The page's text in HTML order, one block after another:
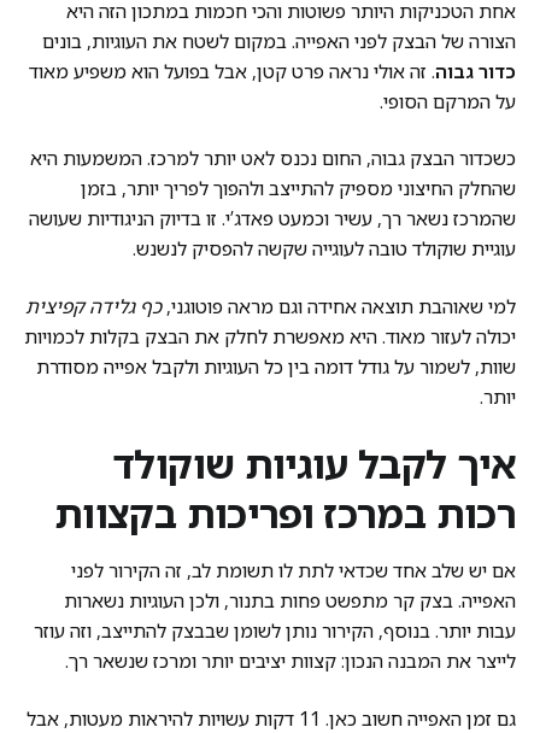
אחת הטכניקות היותר פשוטות והכי חכמות במתכון הזה היא
הצורה של הבצק לפני האפייה. במקום לשטח את העוגיות, בונים
כדור גבוה. זה אולי נראה פרט קטן, אבל בפועל הוא משפיע מאוד
על המרקם הסופי.
כשכדור הבצק גבוה, החום נכנס לאט יותר למרכז. המשמעות היא
שהחלק החיצוני מספיק להתייצב ולהפוך לפריך יותר, בזמן
שהמרכז נשאר רך, עשיר וכמעט פאדג’י. זו בדיוק הניגודיות שעושה
עוגיית שוקולד טובה לעוגייה שקשה להפסיק לנשנש.
למי שאוהבת תוצאה אחידה וגם מראה פוטוגני,כף גלידה קפיצית
יכולה לעזור מאוד. היא מאפשרת לחלק את הבצק בקלות לכמויות
שוות, לשמור על גודל דומה בין כל העוגיות ולקבל אפייה מסודרת
יותר.
איך לקבל עוגיות שוקולד
רכות במרכז ופריכות בקצוות
אם יש שלב אחד שכדאי לתת לו תשומת לב, זה הקירור לפני
האפייה. בצק קר מתפשט פחות בתנור, ולכן העוגיות נשארות
עבות יותר. בנוסף, הקירור נותן לשומן שבבצק להתייצב, וזה עוזר
לייצר את המבנה הנכון: קצוות יציבים יותר ומרכז שנשאר רך.
גם זמן האפייה חשוב כאן. 11 דקות עשויות להיראות מעטות, אבל